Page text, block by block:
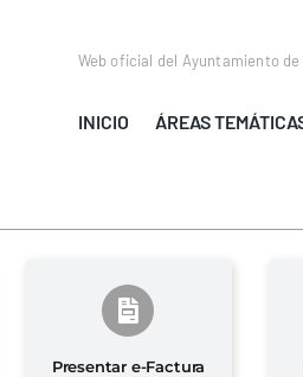
Web oficial del Ayuntamiento de
INICIO ÁREAS
Presentar e-Factura